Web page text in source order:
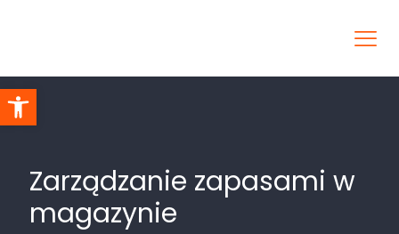
Otwórz pasek narzędzi
Zarządzanie zapasami w
magazynie